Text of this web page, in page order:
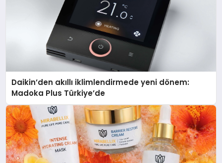
Daikin’den akıllı iklimlendirmede yeni dönem:
Madoka Plus Türkiye’de